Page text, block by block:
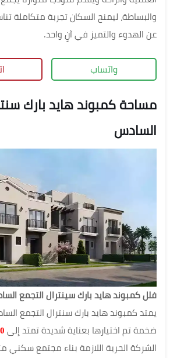
والبساطة، ليمنح السكان تجربة متكاملة
عن الهدوء والتميز في آنٍ واحد.
واتساب
مساحة كمبوند هايد بارك
السادس
فلل كمبوند هايد بارك سينترال التجمع
يمتد كمبوند هايد بارك سنترال التجمع
ضخمة تم اختيارها بعناية شديدة تمتد إلى
الشركة الحرية اللازمة بناء مجتمع سكني